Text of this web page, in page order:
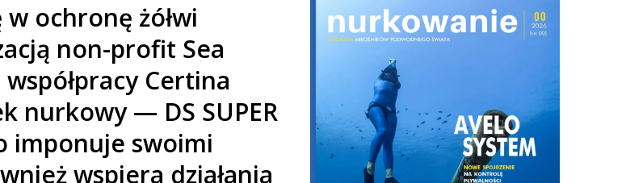
ochronę żółwi
non-profit Sea
Certina
nurkowy — DS SUPER
imponuje swoimi
wspiera działania